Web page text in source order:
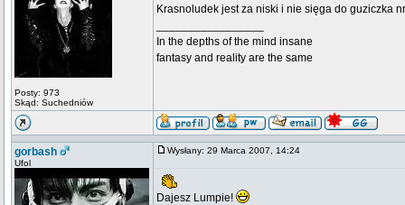
Posty: 973
Skąd: Suchedniów
Krasnoludek jest za niski i nie sięga do guziczka
In the depths of the mind insane
fantasy and reality are the same
gorbash
Ufol
Wysłany: 29 Marca 2007, 14:24
Dajesz Lumpie!